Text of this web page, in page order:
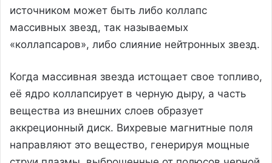
источником может быть либо коллапс
массивных звезд, так называемых
«коллапсаров», либо слияние нейтронных звезд.
Когда массивная звезда истощает свое топливо,
её ядро коллапсирует в черную дыру, а часть
вещества из внешних слоев образует
аккреционный диск. Вихревые магнитные поля
направляют это вещество, генерируя мощные